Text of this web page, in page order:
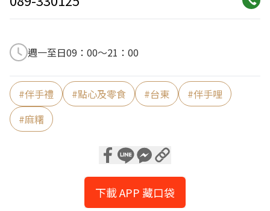
週一至日09：00～21：00
#伴手禮 #點心及零食 #台東 #伴手哩
#麻糬
下載 APP 藏口袋